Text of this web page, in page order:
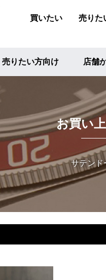
買いたい 売りた
売りたい方向け 店舗
お買い
サテンド